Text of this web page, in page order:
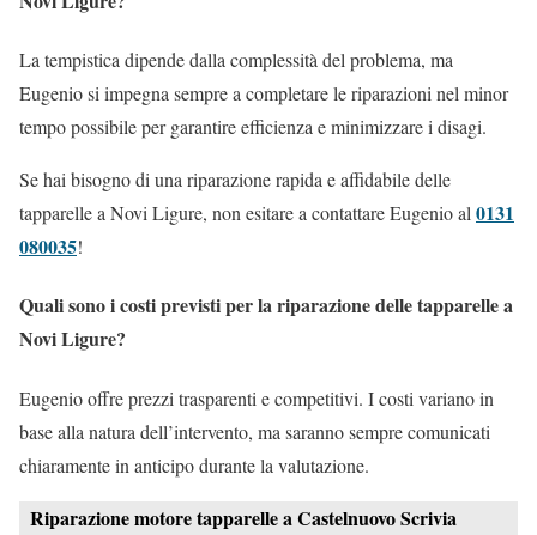
La tempistica dipende dalla complessità del problema, ma
Eugenio si impegna sempre a completare le riparazioni nel minor
tempo possibile per garantire efficienza e minimizzare i disagi.
Se hai bisogno di una riparazione rapida e affidabile delle
tapparelle a Novi Ligure, non esitare a contattare Eugenio al0131
080035!
Quali sono i costi previsti per la riparazione delle tapparelle a
Novi Ligure?
Eugenio offre prezzi trasparenti e competitivi. I costi variano in
base alla natura dell’intervento, ma saranno sempre comunicati
chiaramente in anticipo durante la valutazione.
Riparazione motore tapparelle a Castelnuovo Scrivia